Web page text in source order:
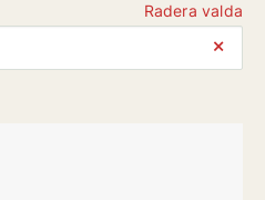
Radera valda
⨯